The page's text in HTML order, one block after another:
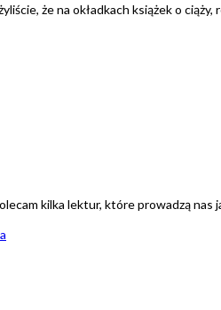
że na okładkach książek o
kilka lektur, które prowadzą